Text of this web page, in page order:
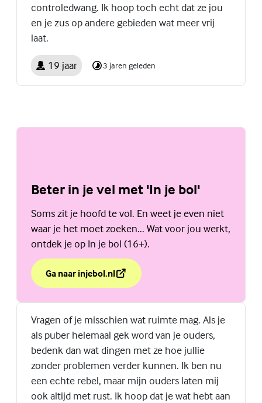
controledwang. Ik hoop toch echt dat ze jou
en je zus op andere gebieden wat meer vrij
laat.
19 jaar 3 jaren geleden
Beter in je vel met 'In je bol'
Soms zit je hoofd te vol. En weet je even niet
waar je het moet zoeken... Wat voor jou werkt,
ontdek je op In je bol (16+).
Ga naar injebol.nl
over Beter in je vel met 'In je bol'
(Externe link)
Vragen of je misschien wat ruimte mag. Als je
als puber helemaal gek word van je ouders,
bedenk dan wat dingen met ze hoe jullie
zonder problemen verder kunnen. Ik ben nu
een echte rebel, maar mijn ouders laten mij
ook altijd met rust. Ik hoop dat je wat hebt aan